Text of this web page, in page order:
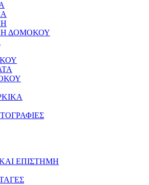
ΔΟΜΟΚΟΥ
ΕΠΙΣΤΗΜΗ